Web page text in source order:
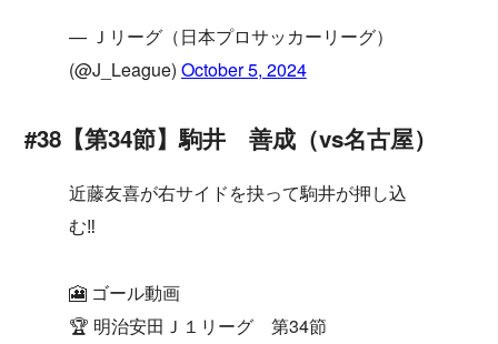
— Ｊリーグ（日本プロサッカーリーグ）
(@J_League) October 5, 2024
#38【第34節】駒井 善成（vs名古屋）
近藤友喜が右サイドを抉って駒井が押し込
む‼️
🎦 ゴール動画
🏆 明治安田Ｊ１リーグ 第34節